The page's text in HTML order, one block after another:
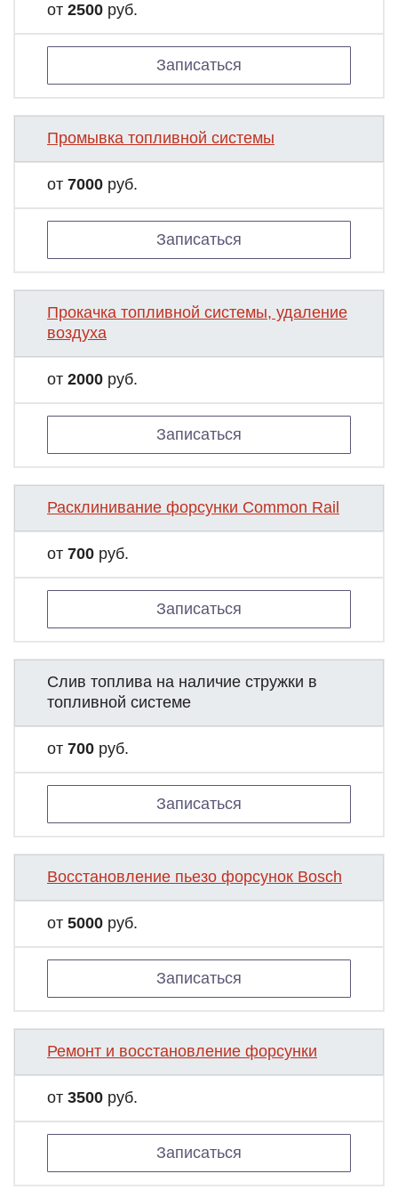
от 2500 руб.
Записаться
Промывка топливной системы
от 7000 руб.
Записаться
Прокачка топливной системы, удаление
воздуха
от 2000 руб.
Записаться
Расклинивание форсунки Common Rail
от 700 руб.
Записаться
Слив топлива на наличие стружки в
топливной системе
от 700 руб.
Записаться
Восстановление пьезо форсунок Bosch
от 5000 руб.
Записаться
Ремонт и восстановление форсунки
от 3500 руб.
Записаться